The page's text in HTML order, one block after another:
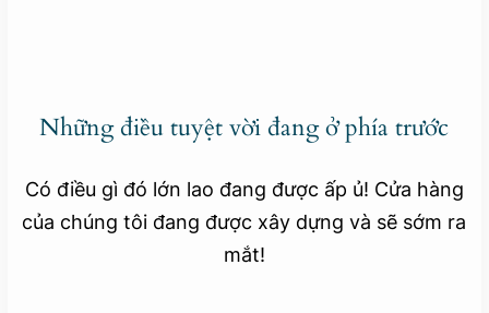
Những điều tuyệt vời đang ở phía trước
Có điều gì đó lớn lao đang được ấp ủ! Cửa hàng
của chúng tôi đang được xây dựng và sẽ sớm ra
mắt!